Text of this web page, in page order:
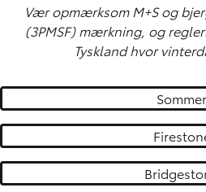
Vær opmærksom M+S og
(3PMSF) mærkning, og
Tyskland hvor
Sommer